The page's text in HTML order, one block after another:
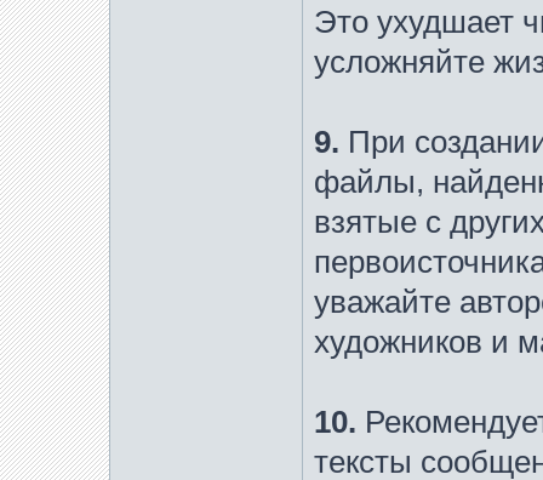
Это ухудшает
усложняйте
9. При
файлы,
взятые с
уважайте
художников и
10.
тексты